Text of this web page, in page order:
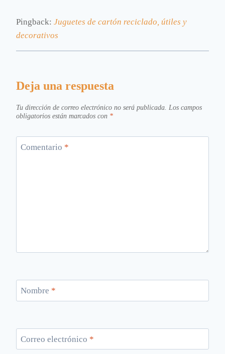
Pingback: Juguetes de cartón reciclado, útiles y
decorativos
Deja una respuesta
Tu dirección de correo electrónico no será publicada. Los campos
obligatorios están marcados con *
Comentario *
Nombre *
Correo electrónico *